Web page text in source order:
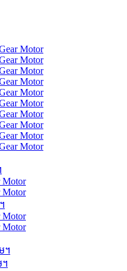
Motor
Motor
Motor
Motor
Motor
Motor
Motor
Motor
Motor
Motor
Motor
Motor
Motor
Motor
។
។